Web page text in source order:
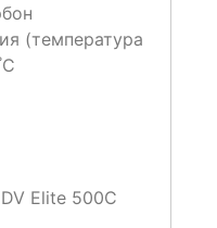
(температура
Elite 500С